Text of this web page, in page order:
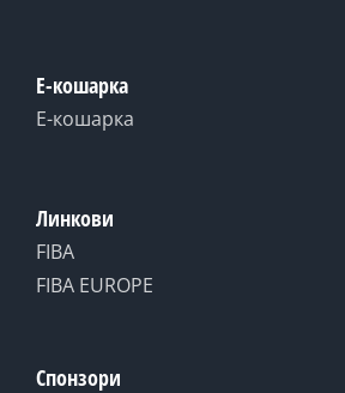
Е-кошарка
Е-кошарка
Линкови
FIBA
FIBA EUROPE
Спонзори